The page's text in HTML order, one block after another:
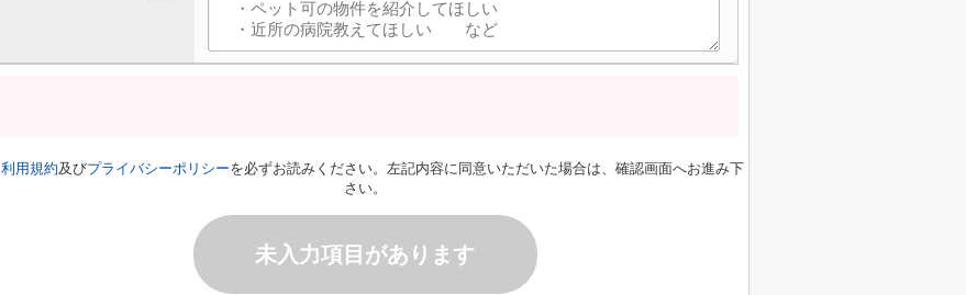
利用規約及びプライバシーポリシーを必ずお読みください。左記内容に同意いただいた場合は、確認画面へお進み下
さい。
未入力項目があります